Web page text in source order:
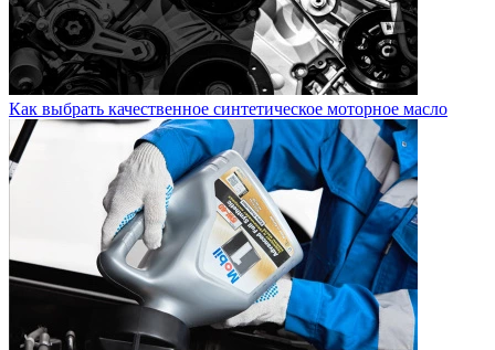
Как выбрать качественное синтетическое моторное масло